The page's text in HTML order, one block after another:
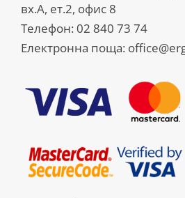
вх.А, ет.2, офис 8
Телефон: 02 840 73 74
Електронна поща: